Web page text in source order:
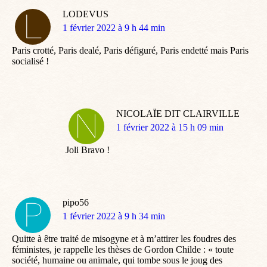
LODEVUS
dit
1 février 2022 à 9 h 44 min
Paris crotté, Paris dealé, Paris défiguré, Paris endetté mais Paris
socialisé !
NICOLAÏE DIT CLAIRVILLE
dit
1 février 2022 à 15 h 09 min
Joli Bravo !
pipo56
dit
1 février 2022 à 9 h 34 min
Quitte à être traité de misogyne et à m’attirer les foudres des
féministes, je rappelle les thèses de Gordon Childe : « toute
société, humaine ou animale, qui tombe sous le joug des